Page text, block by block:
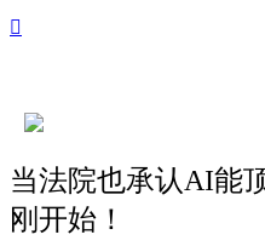

当法院也承认AI能
刚开始！